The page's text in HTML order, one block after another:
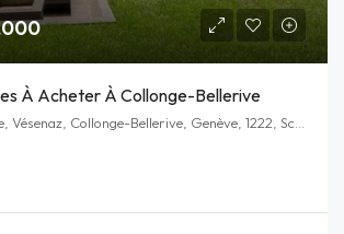
À Acheter À Collonge-Bellerive